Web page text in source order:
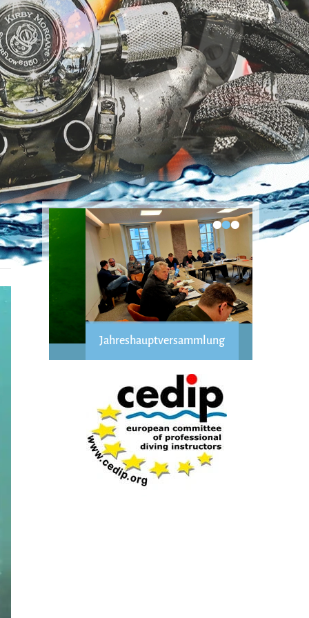
•
•
•
Jahreshauptversammlung